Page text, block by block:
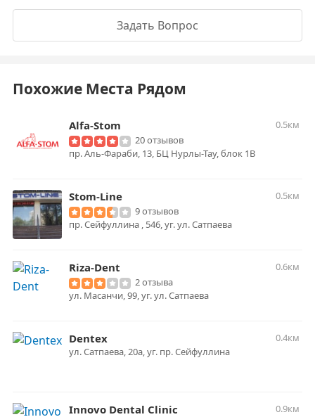
Задать Вопрос
Похожие Места Рядом
Alfa-Stom
0.5км
20 отзывов
пр. Аль-Фараби, 13, БЦ Нурлы-Тау, блок 1В
Stom-Line
0.5км
9 отзывов
пр. Сейфуллина , 546, уг. ул. Сатпаева
Riza-Dent
0.6км
2 отзыва
ул. Масанчи, 99, уг. ул. Сатпаева
Dentex
0.4км
ул. Сатпаева, 20а, уг. пр. Сейфуллина
Innovo Dental Clinic
0.9км